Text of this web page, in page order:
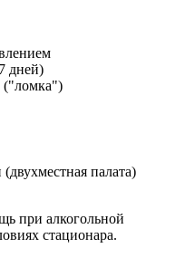
дней)
("ломка")
палата)
при алкогольной
стационара.